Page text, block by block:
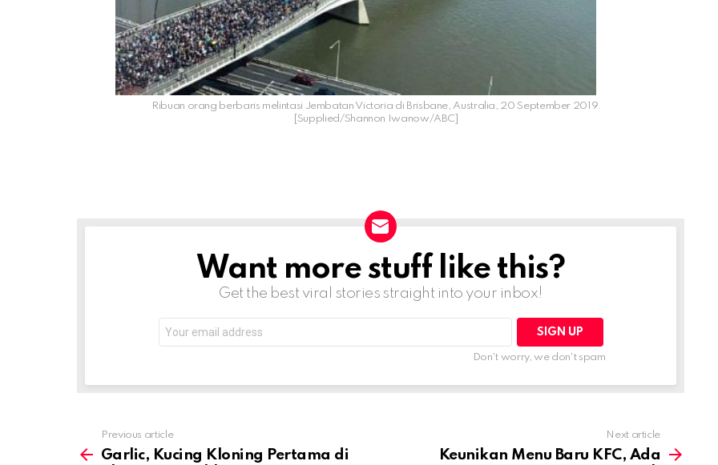
Ribuan orang berbaris melintasi Jembatan Victoria di Brisbane, Australia, 20 September 2019.
[Supplied/Shannon Iwanow/ABC]
NEWSLETTERWant more stuff like this?
Get the best viral stories straight into your inbox!
address:
Don't worry, we don't spam
more
Previous article
Garlic, Kucing Kloning Pertama di
Next article
Keunikan Menu Baru KFC, Ada